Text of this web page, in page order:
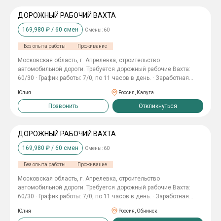
спецодежды за счет компании. · Компенсация проезда до
места работы и обратно (до 4000 руб.).
ДОРОЖНЫЙ РАБОЧИЙ ВАХТА
169,980 ₽ / 60 смен Смены: 60
Без опыта работы Проживание
Московская область, г. Апрелевка, строительство
автомобильной дороги. Требуется дорожный рабочие Вахта:
60/30 · График работы: 7/0, по 11 часов в день. · Заработная
раза в месяц. Обязанности: · Укладка асфальта и щебня. ·
Выполнение земляных работ. Мы предлагаем: · Официальное
трудоустройство по Трудовому Кодексу РФ. · Проживание в
спецодежды за счет компании. · Компенсация проезда до
места работы и обратно (до 4000 руб.).
Юлия Россия, Калуга
Позвонить Откликнуться
ДОРОЖНЫЙ РАБОЧИЙ ВАХТА
169,980 ₽ / 60 смен Смены: 60
Без опыта работы Проживание
Московская область, г. Апрелевка, строительство
автомобильной дороги. Требуется дорожный рабочие Вахта:
60/30 · График работы: 7/0, по 11 часов в день. · Заработная
раза в месяц. Обязанности: · Укладка асфальта и щебня. ·
Юлия Россия, Обнинск